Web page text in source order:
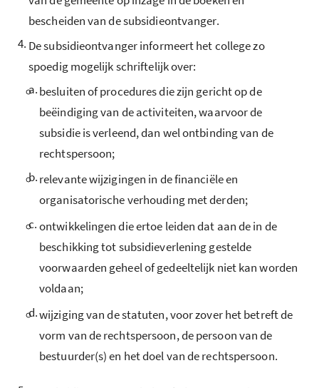
bescheiden van de subsidieontvanger.
4. De subsidieontvanger informeert het college zo
spoedig mogelijk schriftelijk over:
a.besluiten of procedures die zijn gericht op de
beëindiging van de activiteiten, waarvoor de
subsidie is verleend, dan wel ontbinding van de
rechtspersoon;
b.relevante wijzigingen in de financiële en
organisatorische verhouding met derden;
c.ontwikkelingen die ertoe leiden dat aan de in de
beschikking tot subsidieverlening gestelde
voorwaarden geheel of gedeeltelijk niet kan worden
voldaan;
d.wijziging van de statuten, voor zover het betreft de
vorm van de rechtspersoon, de persoon van de
bestuurder(s) en het doel van de rechtspersoon.